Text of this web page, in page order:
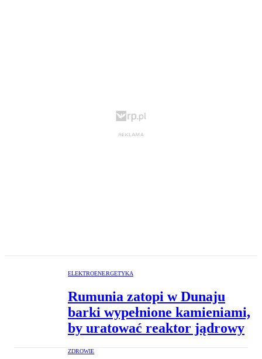
ELEKTROENERGETYKA
Rumunia zatopi w Dunaju
barki wypełnione kamieniami,
by uratować reaktor jądrowy
ZDROWIE